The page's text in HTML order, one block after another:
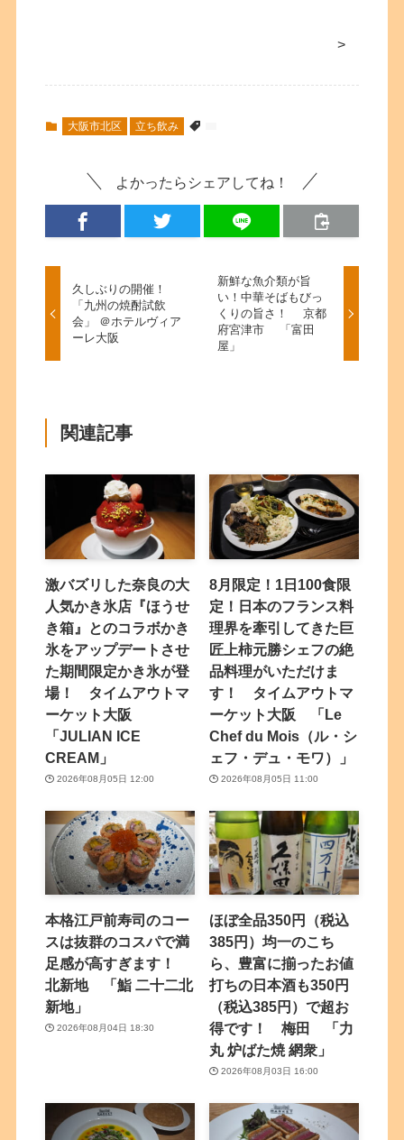
>
大阪市北区 立ち飲み
よかったらシェアしてね！
久しぶりの開催！
「九州の焼酎試飲
会」 ＠ホテルヴィア
ーレ大阪
新鮮な魚介類が旨
い！中華そばもびっ
くりの旨さ！ 京都
府宮津市 「富田
屋」
関連記事
激バズリした奈良の大
人気かき氷店『ほうせ
き箱』とのコラボかき
氷をアップデートさせ
た期間限定かき氷が登
場！ タイムアウトマ
ーケット大阪
「JULIAN ICE
CREAM」
2026年08月05日 12:00
8月限定！1日100食限
定！日本のフランス料
理界を牽引してきた巨
匠上柿元勝シェフの絶
品料理がいただけま
す！ タイムアウトマ
ーケット大阪 「Le
Chef du Mois（ル・シ
ェフ・デュ・モワ）」
2026年08月05日 11:00
本格江戸前寿司のコー
スは抜群のコスパで満
足感が高すぎます！
北新地 「鮨 二十二北
新地」
2026年08月04日 18:30
ほぼ全品350円（税込
385円）均一のこち
ら、豊富に揃ったお値
打ちの日本酒も350円
（税込385円）で超お
得です！ 梅田 「力
丸 炉ばた焼 網衆」
2026年08月03日 16:00